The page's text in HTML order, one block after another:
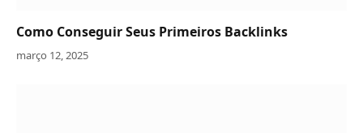
Como Conseguir Seus Primeiros Backlinks
março 12, 2025